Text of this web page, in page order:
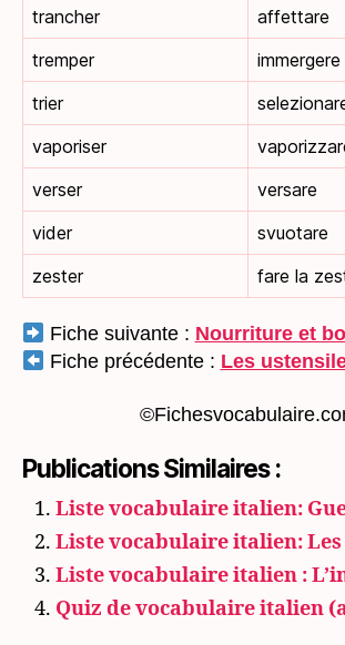
trancher
affettare
tremper
immergere
trier
vaporiser
verser
versare
vider
svuotare
zester
fare la
Fiche suivante : Nourriture et
Fiche précédente : Les
Publications Similaires :
Liste vocabulaire italien:
Liste vocabulaire italien:
Liste vocabulaire italien :
Quiz de vocabulaire italien